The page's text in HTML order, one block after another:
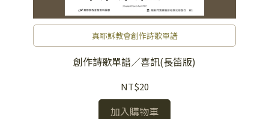
真耶穌教會創作詩歌單譜
創作詩歌單譜／喜訊(長笛版)
NT$20
加入購物車